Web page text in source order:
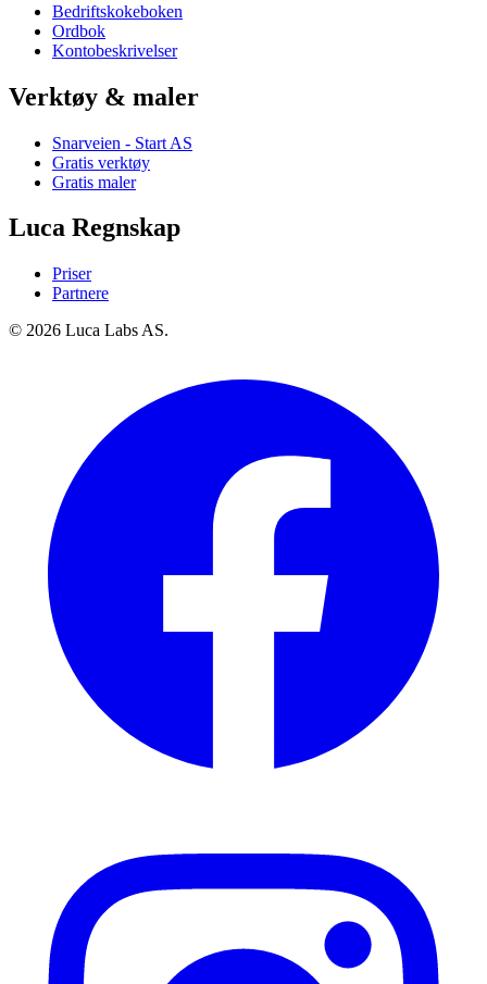
Bedriftskokeboken
Ordbok
Kontobeskrivelser
Verktøy & maler
Snarveien - Start AS
Gratis verktøy
Gratis maler
Luca Regnskap
Priser
Partnere
© 2026 Luca Labs AS.